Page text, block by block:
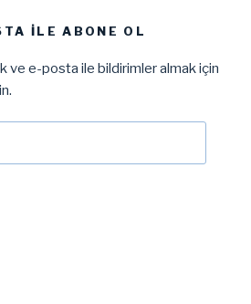
ILE ABONE OL
ve e-posta ile bildirimler almak için